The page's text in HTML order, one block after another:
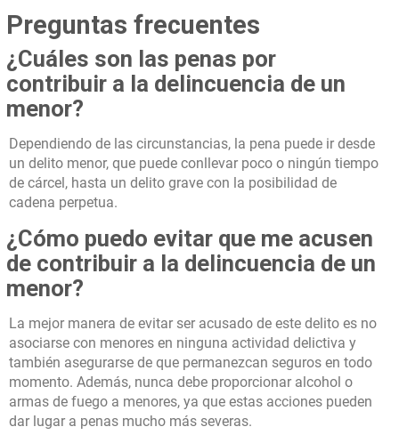
Preguntas frecuentes
¿Cuáles son las penas por
contribuir a la delincuencia de un
menor?
Dependiendo de las circunstancias, la pena puede ir desde
un delito menor, que puede conllevar poco o ningún tiempo
de cárcel, hasta un delito grave con la posibilidad de
cadena perpetua.
¿Cómo puedo evitar que me acusen
de contribuir a la delincuencia de un
menor?
La mejor manera de evitar ser acusado de este delito es no
asociarse con menores en ninguna actividad delictiva y
también asegurarse de que permanezcan seguros en todo
momento. Además, nunca debe proporcionar alcohol o
armas de fuego a menores, ya que estas acciones pueden
dar lugar a penas mucho más severas.